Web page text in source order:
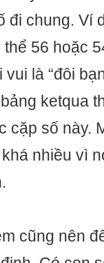
đi chung. Ví
56 hoặc
là “đôi
ketqua
cặp số này.
nhiều vì
cũng nên